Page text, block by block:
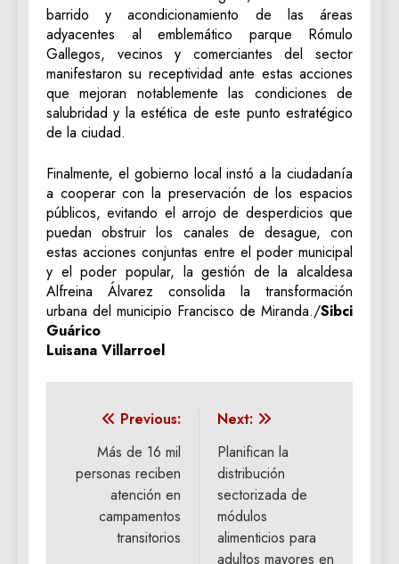
barrido y acondicionamiento de las áreas
adyacentes al emblemático parque Rómulo
Gallegos, vecinos y comerciantes del sector
manifestaron su receptividad ante estas acciones
que mejoran notablemente las condiciones de
salubridad y la estética de este punto estratégico
de la ciudad.
Finalmente, el gobierno local instó a la ciudadanía
a cooperar con la preservación de los espacios
públicos, evitando el arrojo de desperdicios que
puedan obstruir los canales de desague, con
estas acciones conjuntas entre el poder municipal
y el poder popular, la gestión de la alcaldesa
Alfreina Álvarez consolida la transformación
urbana del municipio Francisco de Miranda./Sibci
Guárico
Luisana Villarroel
Navegación
entradas
Previous:
Más de 16 mil
personas reciben
atención en
campamentos
transitorios
Next:
Planifican la
distribución
sectorizada de
módulos
alimenticios para
adultos mayores en